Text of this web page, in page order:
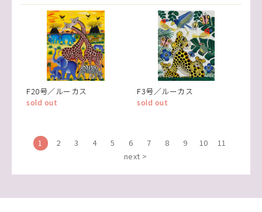
F20号／ルーカス
sold out
F3号／ルーカス
sold out
1 2 3 4 5 6 7 8 9 10
11
next >